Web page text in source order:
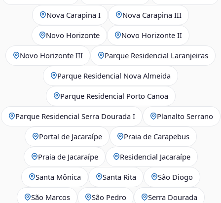
Nova Carapina I Nova Carapina III
Novo Horizonte Novo Horizonte II
Novo Horizonte III Parque Residencial Laranjeiras
Parque Residencial Nova Almeida
Parque Residencial Porto Canoa
Parque Residencial Serra Dourada I Planalto Serrano
Portal de Jacaraípe Praia de Carapebus
Praia de Jacaraípe Residencial Jacaraípe
Santa Mônica Santa Rita São Diogo
São Marcos São Pedro Serra Dourada